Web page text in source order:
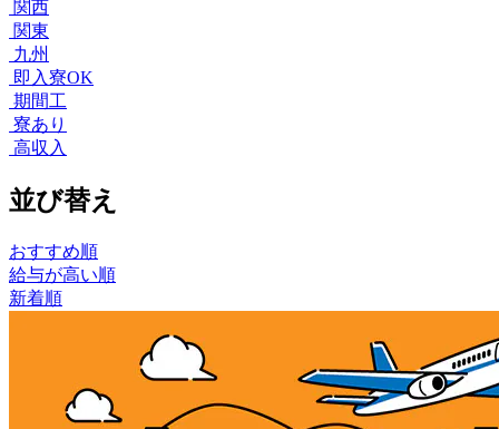
関西
関東
九州
即入寮OK
期間工
寮あり
高収入
並び替え
おすすめ順
給与が高い順
新着順